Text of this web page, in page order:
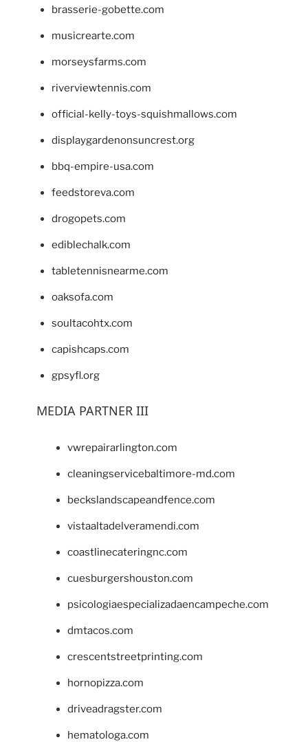
brasserie-gobette.com
musicrearte.com
morseysfarms.com
riverviewtennis.com
official-kelly-toys-squishmallows.com
displaygardenonsuncrest.org
bbq-empire-usa.com
feedstoreva.com
drogopets.com
ediblechalk.com
tabletennisnearme.com
oaksofa.com
soultacohtx.com
capishcaps.com
gpsyfl.org
MEDIA PARTNER III
vwrepairarlington.com
cleaningservicebaltimore-md.com
beckslandscapeandfence.com
vistaaltadelveramendi.com
coastlinecateringnc.com
cuesburgershouston.com
psicologiaespecializadaencampeche.com
dmtacos.com
crescentstreetprinting.com
hornopizza.com
driveadragster.com
hematologa.com